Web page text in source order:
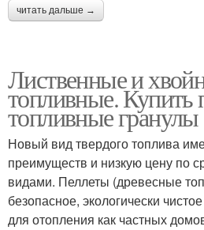
читать дальше →
Лиственные и
топливные. Купить
топливные гранулы
Новый вид твердого топлива
преимуществ и низкую цену по
видами. Пеллеты (древесные
безопасное, экологически
для отопления как частных